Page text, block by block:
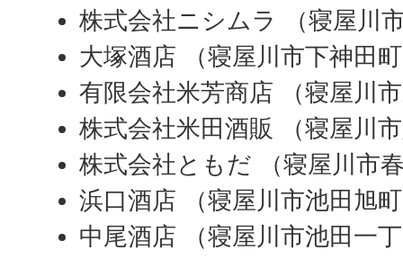
株式会社ニシムラ （寝屋川
大塚酒店 （寝屋川市下神田
有限会社米芳商店 （寝屋川
株式会社米田酒販 （寝屋川
株式会社ともだ （寝屋川市
浜口酒店 （寝屋川市池田旭
中尾酒店 （寝屋川市池田一